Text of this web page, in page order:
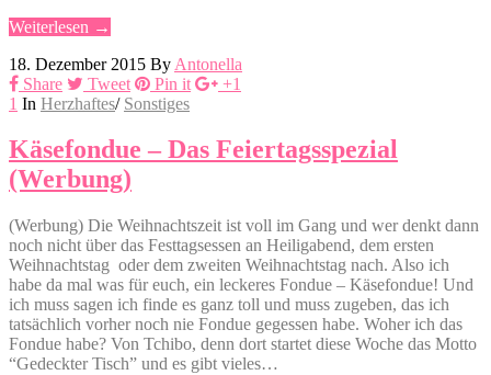
Weiterlesen →
18. Dezember 2015 By Antonella
Share
Tweet Pin it
+1
1 In Herzhaftes/ Sonstiges
Käsefondue – Das Feiertagsspezial
(Werbung)
(Werbung) Die Weihnachtszeit ist voll im Gang und wer denkt dann
noch nicht über das Festtagsessen an Heiligabend, dem ersten
Weihnachtstag oder dem zweiten Weihnachtstag nach. Also ich
habe da mal was für euch, ein leckeres Fondue – Käsefondue! Und
ich muss sagen ich finde es ganz toll und muss zugeben, das ich
tatsächlich vorher noch nie Fondue gegessen habe. Woher ich das
Fondue habe? Von Tchibo, denn dort startet diese Woche das Motto
“Gedeckter Tisch” und es gibt vieles…